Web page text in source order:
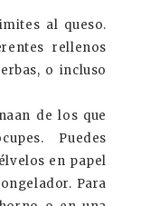
al queso.
rellenos
o incluso
de los que
Puedes
en papel
Para